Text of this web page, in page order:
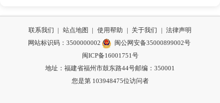
联系我们 | 站点地图 | 使用帮助 | 关于我们 | 法律声明
网站标识码：3500000002
闽公网安备35000899002号
闽ICP备16001751号
地址：福建省福州市鼓东路44号邮编：350001
您是第 103948475位访问者